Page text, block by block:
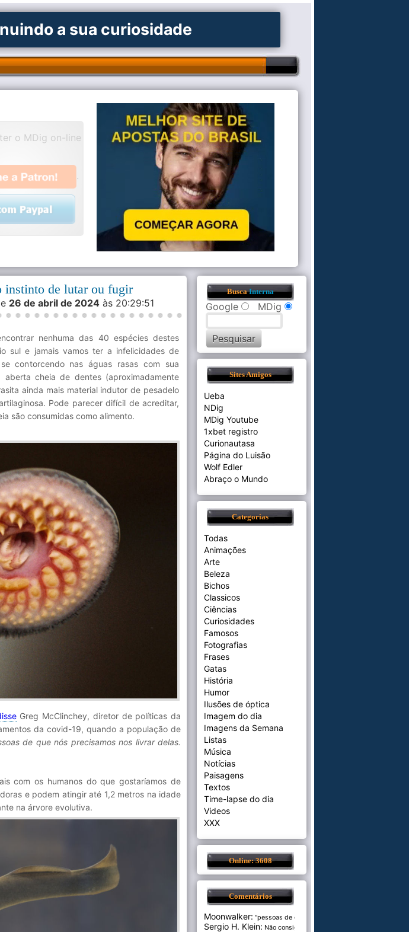
a sua curiosidade
o MDig on-line
.
instinto de lutar ou fugir
26 de abril de 2024 às 20:29:51
nenhuma das 40 espécies destes
sul e jamais vamos ter a infelicidades de
contorcendo nas águas rasas com sua
cheia de dentes (aproximadamente
ainda mais material indutor de pesadelo
Pode parecer difícil de acreditar,
são consumidas como alimento.
Greg McClinchey, diretor de políticas da
da covid-19, quando a população de
de que nós precisamos nos livrar delas.
com os humanos do que gostaríamos de
e podem atingir até 1,2 metros na idade
na árvore evolutiva.
BuscaInterna
Google MDig
Sites Amigos
Ueba
NDig
MDig Youtube
1xbet registro
Curionautasa
Página do Luisão
Wolf Edler
Abraço o Mundo
Categorias
Todas
Animações
Arte
Beleza
Bichos
Classicos
Ciências
Curiosidades
Famosos
Fotografias
Frases
Gatas
História
Humor
Ilusões de óptica
Imagem do dia
Imagens da Semana
Listas
Música
Notícias
Paisagens
Textos
Time-lapse do dia
Videos
XXX
Online: 3608
Comentários
Moonwalker: "pessoas de cer...
Sergio H. Klein: Não consigo